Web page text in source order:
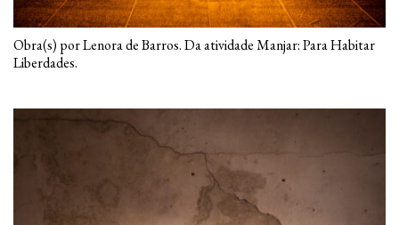
Obra(s) por Lenora de Barros. Da atividade Manjar: Para Habitar
Liberdades.